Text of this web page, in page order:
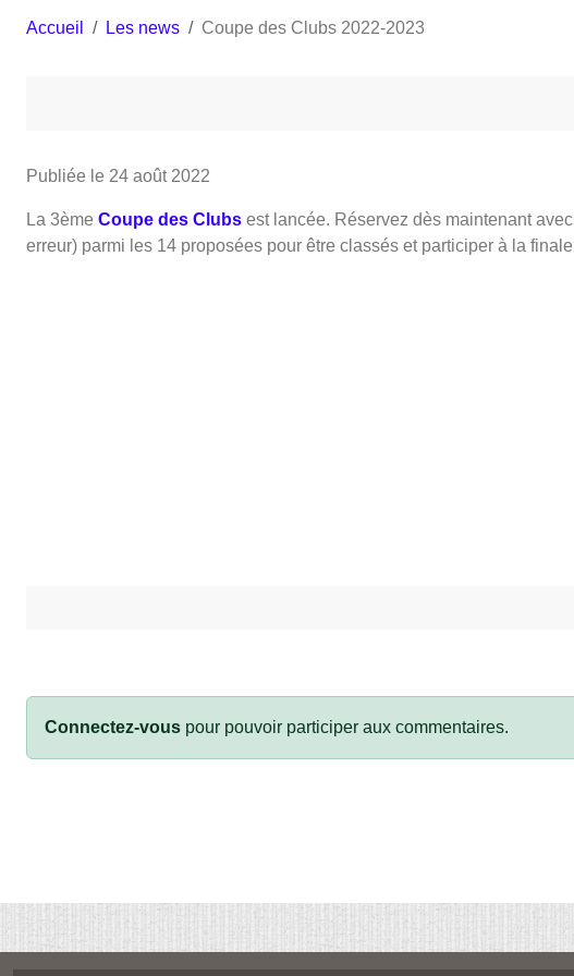
Accueil Les news Coupe des Clubs 2022-2023
Publiée le 24 août 2022
La 3ème Coupe des Clubs est lancée. Réservez dès maintenant
erreur) parmi les 14 proposées pour être classés et participer à la
Connectez-vous pour pouvoir participer aux commentaires.